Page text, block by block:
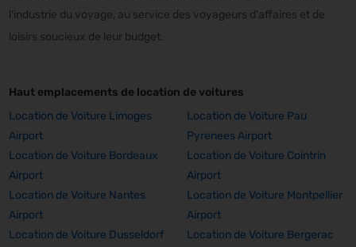
l'industrie du voyage, au service des voyageurs d'affaires et de
loisirs soucieux de leur budget.
Haut emplacements de location de voitures
Location de Voiture Limoges
Airport
Location de Voiture Pau
Pyrenees Airport
Location de Voiture Bordeaux
Airport
Location de Voiture Cointrin
Airport
Location de Voiture Nantes
Airport
Location de Voiture Montpellier
Airport
Location de Voiture Dusseldorf
Location de Voiture Bergerac